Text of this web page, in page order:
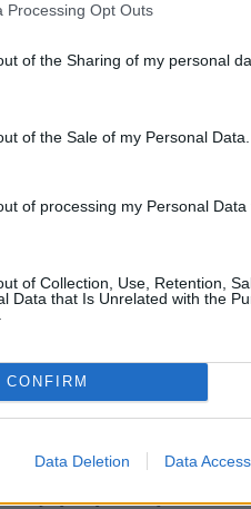
Processing Opt Outs
of the Sharing of my personal
of the Sale of my Personal Data.
of processing my Personal Data
of Collection, Use, Retention,
Data that Is Unrelated with the
CONFIRM
Data Deletion Data Access
Przywódcy Litwy, Łotwy i
Uszkodzone zostały obiekty
Deklarują, że nie
misja NATO Air Policing w
ma być wypracowanie
w przestrzeni powietrznej